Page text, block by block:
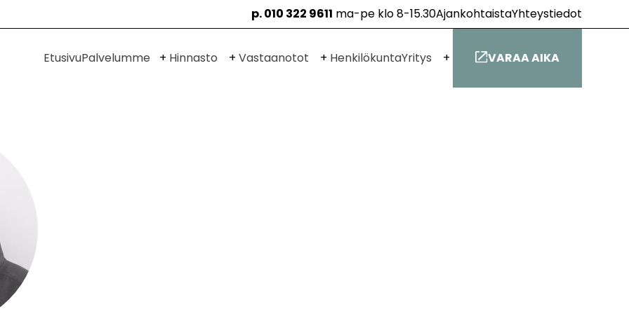
p. 010 322 9611 ma-pe klo 8-15.30AjankohtaistaYhteystiedot
EtusivuPalvelumme Avaa
Hinnasto Avaa
Vastaanotot Avaa
HenkilökuntaYritys Avaa VARAA AIKA